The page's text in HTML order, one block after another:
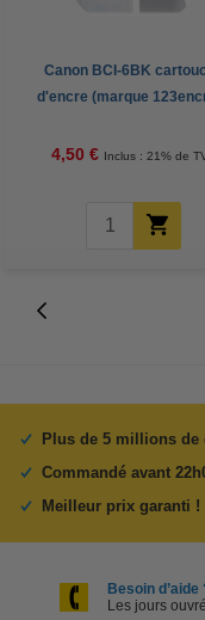
Canon BCI-6BK
d'encre (marque
4,50 € Inclus : 21% de
Plus de 5 millions de
Commandé avant
Meilleur prix garanti !
Besoin
Les jours